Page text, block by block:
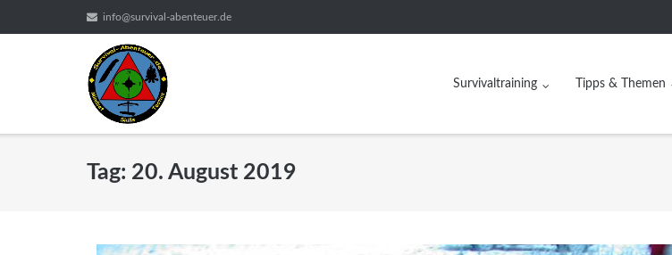
zum
info@survival-abenteuer.de
Survivaltraining Tipps & Themen
Tag: 20. August 2019